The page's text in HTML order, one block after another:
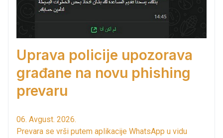
Uprava policije upozorava
građane na novu phishing
prevaru
06. Avgust. 2026.
Prevara se vrši putem aplikacije WhatsApp u vidu